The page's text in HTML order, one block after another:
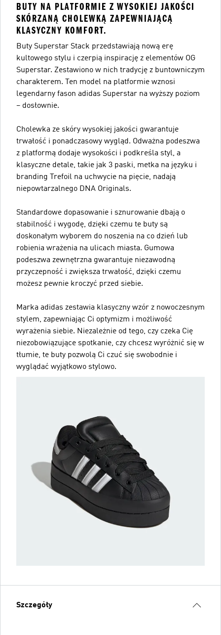
BUTY NA PLATFORMIE Z WYSOKIEJ JAKOŚCI
SKÓRZANĄ CHOLEWKĄ ZAPEWNIAJĄCĄ
KLASYCZNY KOMFORT.
Buty Superstar Stack przedstawiają nową erę
kultowego stylu i czerpią inspirację z elementów OG
Superstar. Zestawiono w nich tradycję z buntowniczym
charakterem. Ten model na platformie wznosi
legendarny fason adidas Superstar na wyższy poziom
– dosłownie.
Cholewka ze skóry wysokiej jakości gwarantuje
trwałość i ponadczasowy wygląd. Odważna podeszwa
z platformą dodaje wysokości i podkreśla styl, a
klasyczne detale, takie jak 3 paski, metka na języku i
branding Trefoil na uchwycie na pięcie, nadają
niepowtarzalnego DNA Originals.
Standardowe dopasowanie i sznurowanie dbają o
stabilność i wygodę, dzięki czemu te buty są
doskonałym wyborem do noszenia na co dzień lub
robienia wrażenia na ulicach miasta. Gumowa
podeszwa zewnętrzna gwarantuje niezawodną
przyczepność i zwiększa trwałość, dzięki czemu
możesz pewnie kroczyć przed siebie.
Marka adidas zestawia klasyczny wzór z nowoczesnym
stylem, zapewniając Ci optymizm i możliwość
wyrażenia siebie. Niezależnie od tego, czy czeka Cię
niezobowiązujące spotkanie, czy chcesz wyróżnić się w
tłumie, te buty pozwolą Ci czuć się swobodnie i
wyglądać wyjątkowo stylowo.
Szczegóły